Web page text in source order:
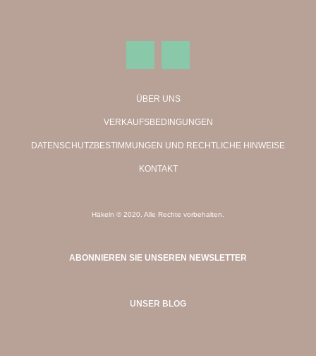
ÜBER UNS
VERKAUFSBEDINGUNGEN
DATENSCHUTZBESTIMMUNGEN UND RECHTLICHE HINWEISE
KONTAKT
Häkeln © 2020. Alle Rechte vorbehalten.
ABONNIEREN SIE UNSEREN NEWSLETTER
UNSER BLOG